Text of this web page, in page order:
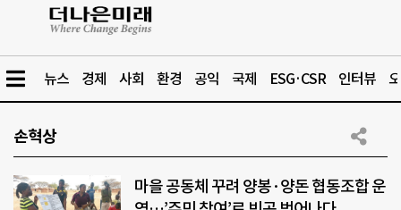
뉴스 경제 사회 환경 공익 국제 ESG·CSR 인터뷰
손혁상
마을 공동체 꾸려 양봉·양돈 협동조합 운